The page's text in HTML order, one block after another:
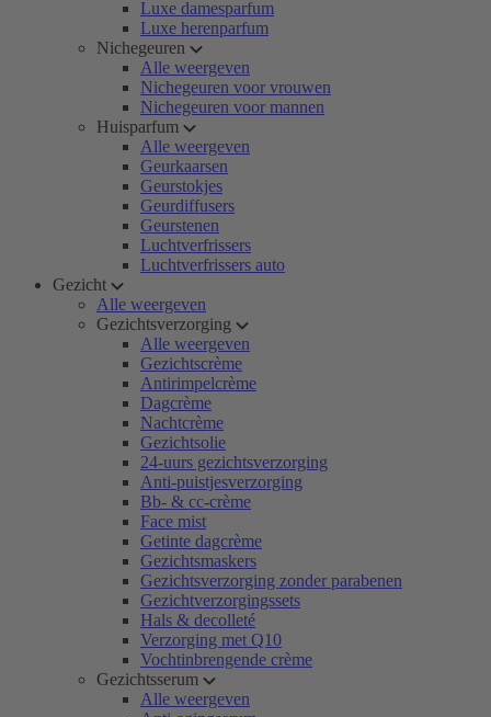
Luxe damesparfum
Luxe herenparfum
Nichegeuren
Alle weergeven
Nichegeuren voor vrouwen
Nichegeuren voor mannen
Huisparfum
Alle weergeven
Geurkaarsen
Geurstokjes
Geurdiffusers
Geurstenen
Luchtverfrissers
Luchtverfrissers auto
Gezicht
Alle weergeven
Gezichtsverzorging
Alle weergeven
Gezichtscrème
Antirimpelcrème
Dagcrème
Nachtcrème
Gezichtsolie
24-uurs gezichtsverzorging
Anti-puistjesverzorging
Bb- & cc-crème
Face mist
Getinte dagcrème
Gezichtsmaskers
Gezichtsverzorging zonder parabenen
Gezichtverzorgingssets
Hals & decolleté
Verzorging met Q10
Vochtinbrengende crème
Gezichtsserum
Alle weergeven